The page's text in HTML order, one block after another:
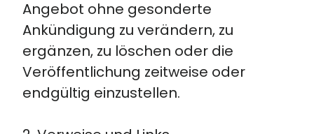
Angebot ohne gesonderte
Ankündigung zu verändern, zu
ergänzen, zu löschen oder die
Veröffentlichung zeitweise oder
endgültig einzustellen.